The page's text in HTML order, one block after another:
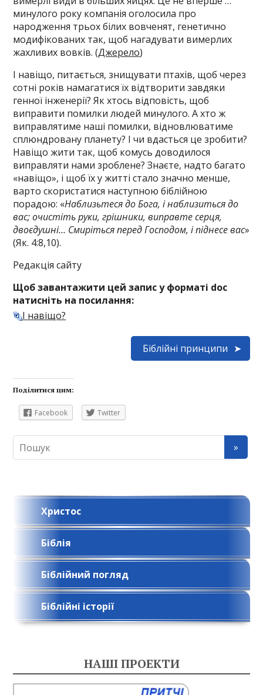
минулого року компанія оголосила про
народження трьох білих вовченят, генетично
модифікованих так, щоб нагадувати вимерлих
жахливих вовків. (Джерело)
І навіщо, питається, знищувати птахів, щоб через
сотні років намагатися їх відтворити завдяки
генної інженерії? Як хтось відповість, щоб
виправити помилки людей минулого. А хто ж
виправлятиме наші помилки, відновлюватиме
сплюндровану планету? І чи вдасться це зробити?
Навіщо жити так, щоб комусь доводилося
виправляти нами зроблене? Знаєте, надто багато
«навіщо», і щоб їх у житті стало значно менше,
варто скористатися наступною біблійною
порадою: «Наблизьтеся до Бога, і наблизиться до
вас; очистіть руки, грішники, виправте серця,
двоєдушні… Смиріться перед Господом, і піднесе вас»
(Як. 4:8,10).
Редакція сайту
Щоб завантажити цей запис у форматі doc
натисніть на посилання:
І навіщо?
Біблійні принципи
Поділитися цим:
Facebook Twitter
Христос
Біблія
Біблійний погляд
Біблійні історії
НАШІ ПРОЕКТИ